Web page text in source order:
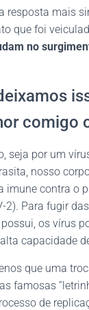
resposta mais
que foi
no
comigo
seja por um
nosso
imune contra o
2). Para fugir
os vírus
capacidade
que uma
famosas
de